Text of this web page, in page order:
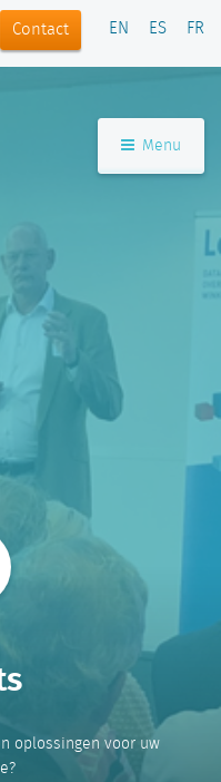
Contact EN ES FR
Menu
oplossingen voor uw